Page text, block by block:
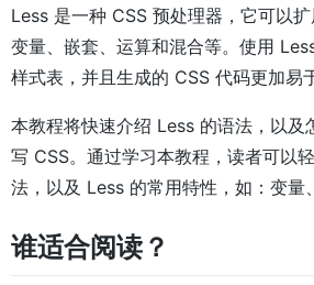
Less 是一种 CSS 预处理器，它可以
变量、嵌套、运算和混合等。使用
样式表，并且生成的 CSS 代码更加易
本教程将快速介绍 Less 的语法，以及
写 CSS。通过学习本教程，读者可以
法，以及 Less 的常用特性，如：变量
谁适合阅读？